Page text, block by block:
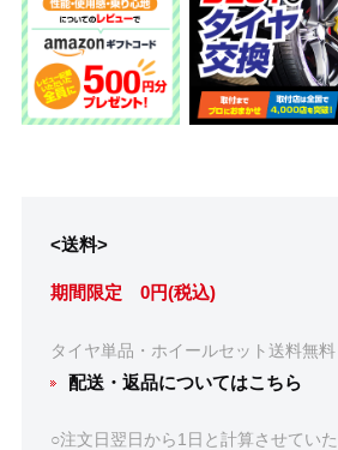
<送料>
期間限定 0円(税込)
タイヤ単品・ホイールセット送料無料
配送・返品についてはこちら
○注文日翌日から1日と計算させていた